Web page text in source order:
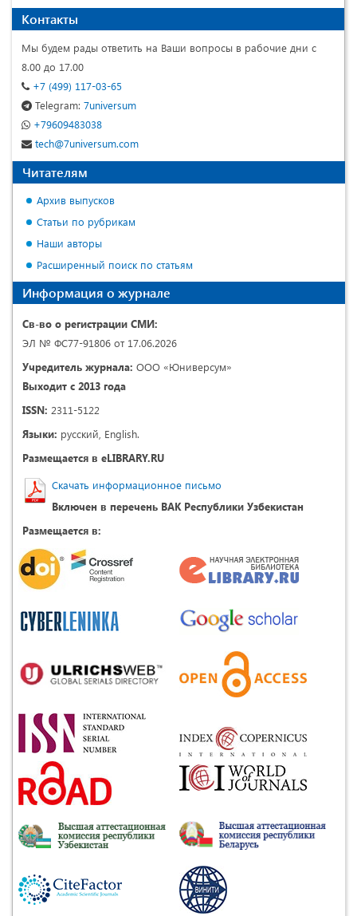
Контакты
Мы будем рады ответить на Ваши вопросы в рабочие дни с
8.00 до 17.00
+7 (499) 117-03-65
Telegram: 7universum
+79609483038
tech@7universum.com
Читателям
Архив выпусков
Статьи по рубрикам
Наши авторы
Расширенный поиск по статьям
Информация о журнале
Св-во о регистрации СМИ:
ЭЛ № ФС77-91806 от 17.06.2026
Учредитель журнала: ООО «Юниверсум»
Выходит с 2013 года
ISSN: 2311-5122
Языки: русский, English.
Размещается в eLIBRARY.RU
Скачать информационное письмо
Включен в перечень ВАК Республики Узбекистан
Размещается в: